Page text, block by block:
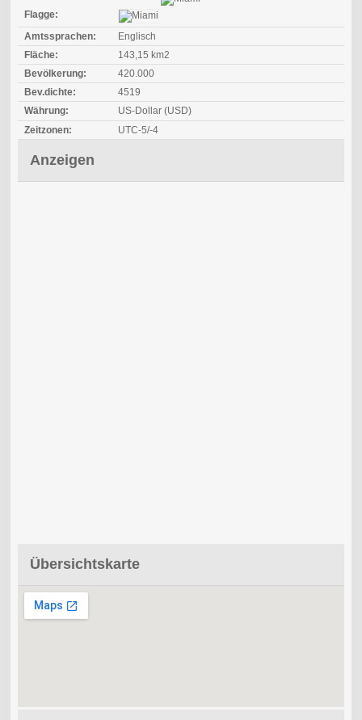
Flagge:
Amtssprachen:
Englisch
Fläche:
143,15 km2
Bevölkerung:
420.000
Bev.dichte:
4519
Währung:
US-Dollar (USD)
Zeitzonen:
UTC-5/-4
Anzeigen
Übersichtskarte